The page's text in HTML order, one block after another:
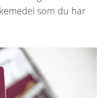
som du har